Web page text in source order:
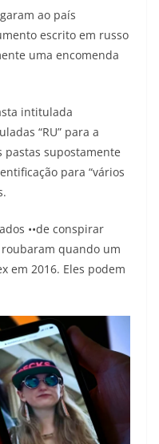
ao país
escrito em russo
uma encomenda
intitulada
“RU” para a
pastas supostamente
para “vários
••de conspirar
quando um
em 2016. Eles podem